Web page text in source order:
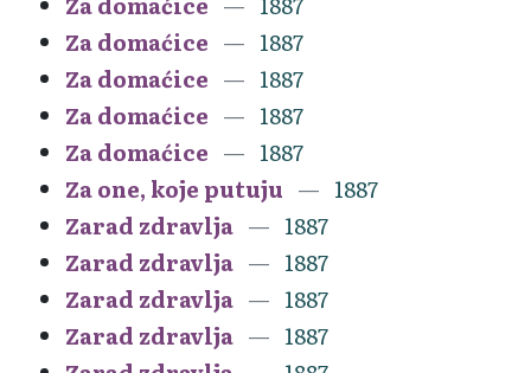
Za domaćice
1887
Za domaćice
1887
Za domaćice
1887
Za domaćice
1887
Za one, koje putuju
1887
Zarad zdravlja
1887
Zarad zdravlja
1887
Zarad zdravlja
1887
Zarad zdravlja
1887